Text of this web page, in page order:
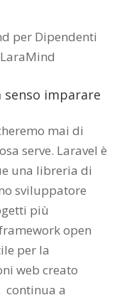
per Dipendenti
senso imparare
mai di
serve. Laravel è
una libreria di
sviluppatore
più
open
per la
web creato
continua a